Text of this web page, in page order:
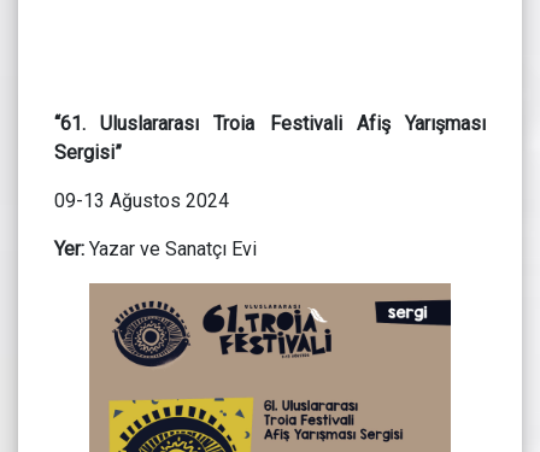
“61. Uluslararası Troia Festivali Afiş Yarışması
Sergisi”
09-13 Ağustos 2024
Yer: Yazar ve Sanatçı Evi